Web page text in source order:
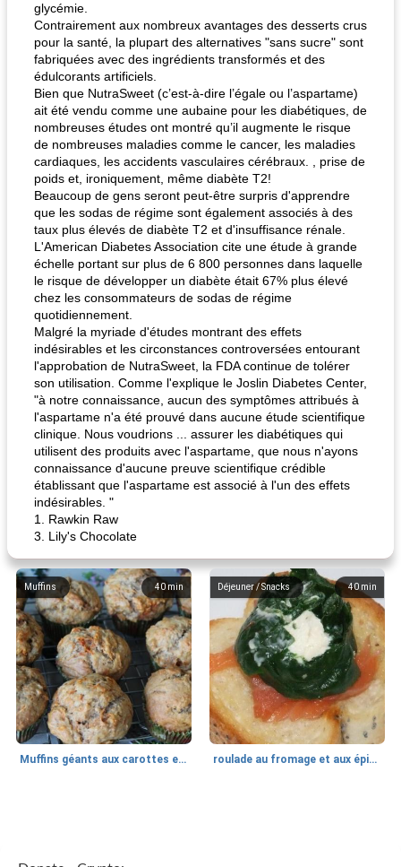
glycémie.
Contrairement aux nombreux avantages des desserts crus
pour la santé, la plupart des alternatives "sans sucre" sont
fabriquées avec des ingrédients transformés et des
édulcorants artificiels.
Bien que NutraSweet (c’est-à-dire l’égale ou l’aspartame)
ait été vendu comme une aubaine pour les diabétiques, de
nombreuses études ont montré qu’il augmente le risque
de nombreuses maladies comme le cancer, les maladies
cardiaques, les accidents vasculaires cérébraux. , prise de
poids et, ironiquement, même diabète T2!
Beaucoup de gens seront peut-être surpris d'apprendre
que les sodas de régime sont également associés à des
taux plus élevés de diabète T2 et d'insuffisance rénale.
L'American Diabetes Association cite une étude à grande
échelle portant sur plus de 6 800 personnes dans laquelle
le risque de développer un diabète était 67% plus élevé
chez les consommateurs de sodas de régime
quotidiennement.
Malgré la myriade d'études montrant des effets
indésirables et les circonstances controversées entourant
l'approbation de NutraSweet, la FDA continue de tolérer
son utilisation. Comme l'explique le Joslin Diabetes Center,
"à notre connaissance, aucun des symptômes attribués à
l'aspartame n'a été prouvé dans aucune étude scientifique
clinique. Nous voudrions ... assurer les diabétiques qui
utilisent des produits avec l'aspartame, que nous n'ayons
connaissance d'aucune preuve scientifique crédible
établissant que l'aspartame est associé à l'un des effets
indésirables. "
1. Rawkin Raw
3. Lily's Chocolate
40 min
Muffins
Muffins géants aux carottes et à la banane de Nif
40 min
Déjeuner / Snacks
roulade au fromage et aux épinards